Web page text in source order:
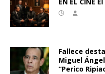
Fallece
Miguel
“Perico